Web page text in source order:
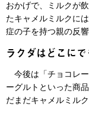
おかげで、ミルクが
たキャメルミルクに
症の子を持つ親の反響
ラクダはどこに
今後は「チョコレ
ーグルトといった商
だまだキャメルミル